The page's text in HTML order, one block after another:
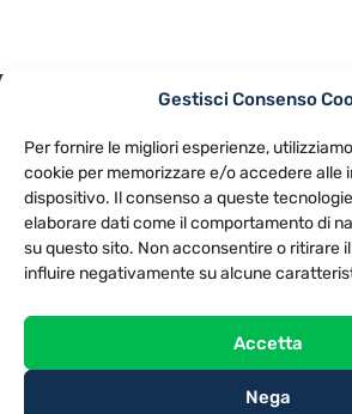
Gestisci Consenso
Per fornire le migliori esperienze,
cookie per memorizzare e/o accedere alle
dispositivo. Il consenso a queste
elaborare dati come il comportamento di
su questo sito. Non acconsentire o ritirare
influire negativamente su alcune
Accetta
Nega
NOTE LEGALI
CONTATTACI
TV LIBERA S.P.A.
Via Monteleonese 95/21 – 51100
Tel. 0573.9136 / Fax